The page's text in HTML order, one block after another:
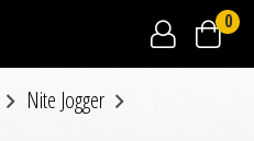
0
Nite Jogger